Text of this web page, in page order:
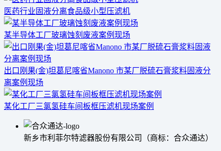
医药行业固液分离食品级小型压滤机
某半导体工厂玻璃蚀刻废液案例现场
出口刚果(金)坦葛尼喀省Manono 市某厂脱硫石膏浆料固液分
离案例现场
某化工厂三氯氢硅车间板框压滤机现场案例
新乡市利菲尔特滤器股份有限公司（商标：合众通达）